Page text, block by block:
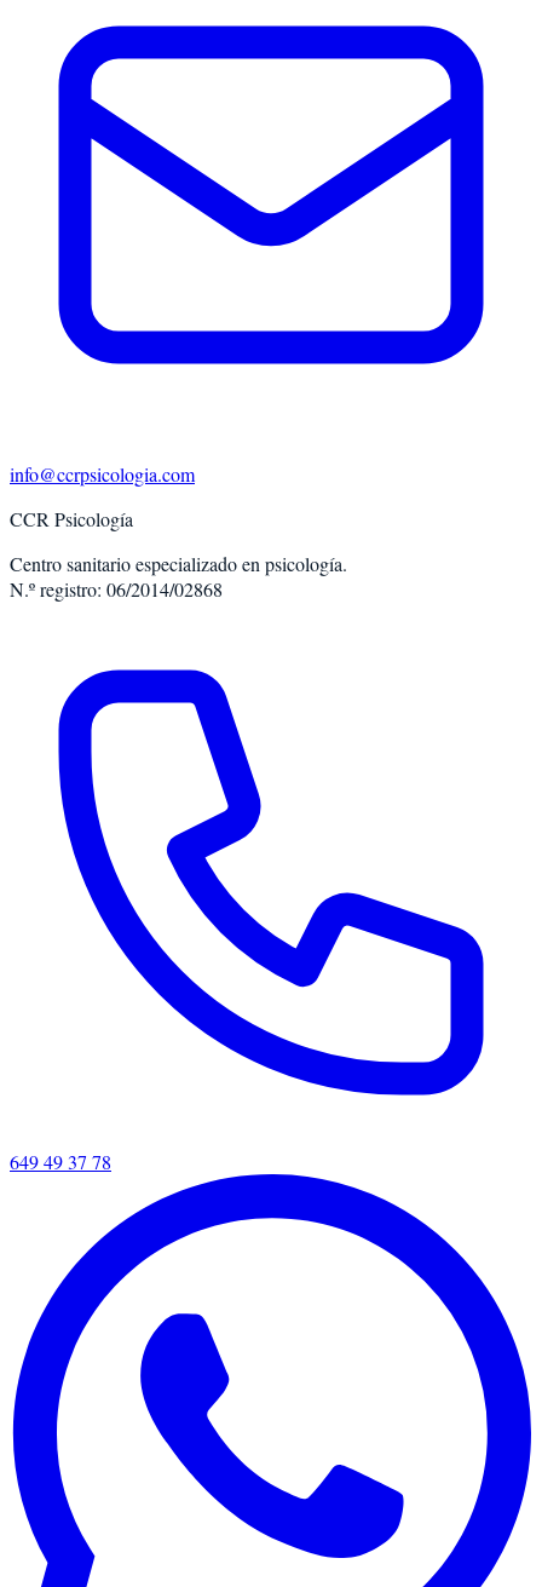
info@ccrpsicologia.com
CCR Psicología
Centro sanitario especializado en psicología.
N.º registro: 06/2014/02868
649 49 37 78